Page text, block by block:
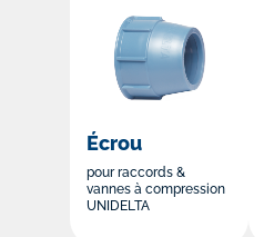
Écrou
pour raccords &
vannes à compression
UNIDELTA